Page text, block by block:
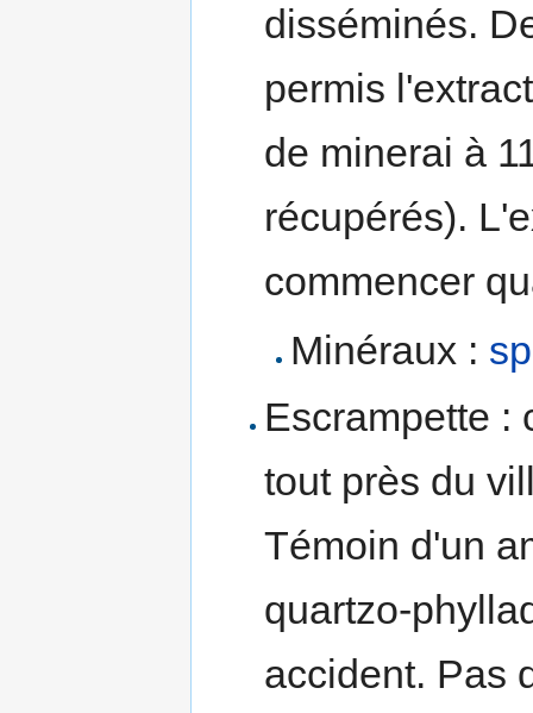
disséminés.
permis
de minerai à
récupérés).
commencer
Minéraux :
Escrampette :
tout près du
Témoin d'un
quartzo-
accident. Pas